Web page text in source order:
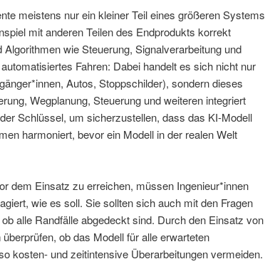
meistens nur ein kleiner Teil eines größeren Systems
mit anderen Teilen des Endprodukts korrekt
wie Steuerung, Signalverarbeitung und
Fahren: Dabei handelt es sich nicht nur
Autos, Stoppschilder), sondern dieses
Wegplanung, Steuerung und weiteren integriert
Schlüssel, um sicherzustellen, dass das KI-Modell
harmoniert, bevor ein Modell in der realen Welt
dem Einsatz zu erreichen, müssen Ingenieur*innen
wie es soll. Sie sollten sich auch mit den Fragen
alle Randfälle abgedeckt sind. Durch den Einsatz von
ob das Modell für alle erwarteten
kosten- und zeitintensive Überarbeitungen vermeiden.